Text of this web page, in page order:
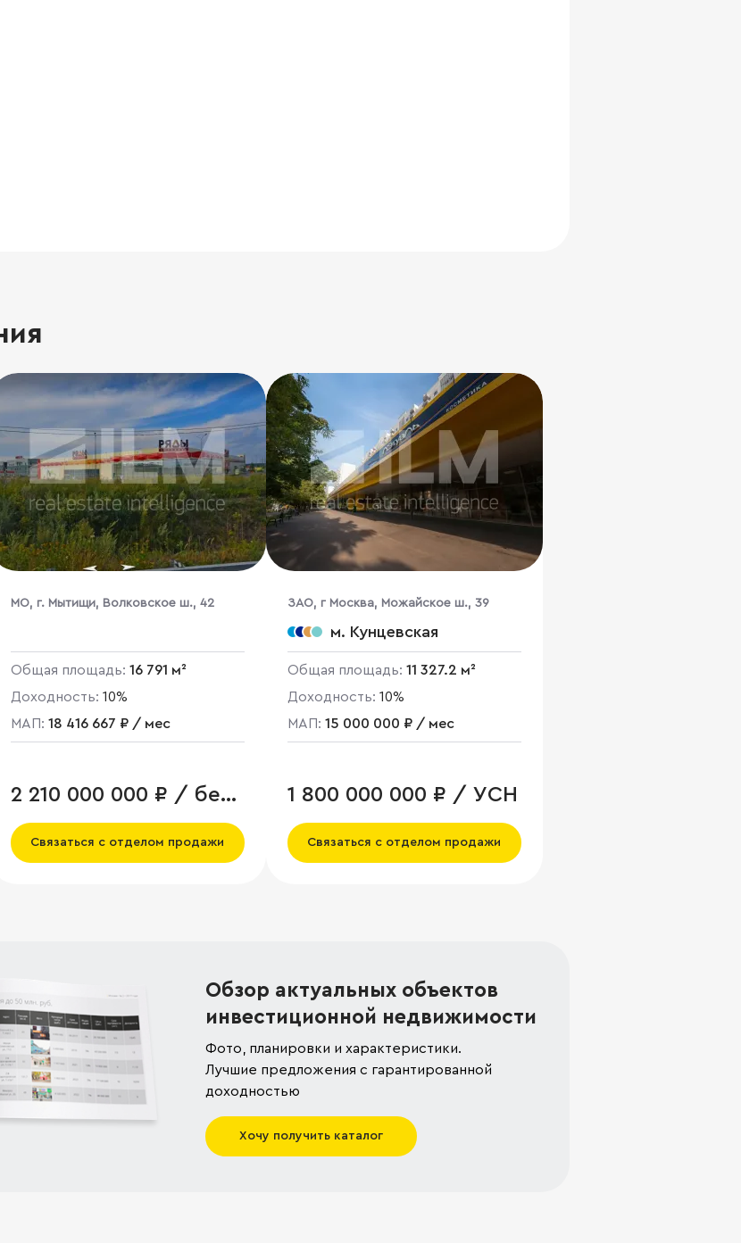
МО, г. Мытищи, Волковское ш., 42
Общая площадь: 16 791 м²
Доходность: 10%
МАП: 18 416 667 ₽ / мес
2 210 000 000 ₽ / без
НДС
Связаться с отделом продажи
ЗАО, г Москва, Можайское ш., 39
м. Кунцевская
Общая площадь: 11 327.2 м²
Доходность: 10%
МАП: 15 000 000 ₽ / мес
1 800 000 000 ₽ / УСН
Связаться с отделом продажи
Обзор актуальных объектов
инвестиционной недвижимости
Фото, планировки и характеристики.
Лучшие предложения с гарантированной
доходностью
Хочу получить каталог